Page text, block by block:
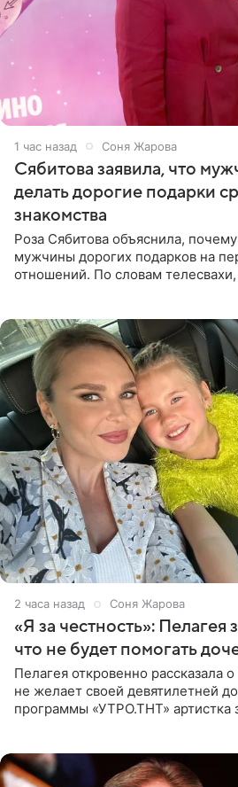
1 час назад Соня Жарова
Сябитова заявила, что
делать дорогие подарки
знакомства
Роза Сябитова объяснила,
мужчины дорогих подарков на
отношений. По словам
2 часа назад Соня Жарова
«Я за честность»: Пелагея
что не будет помогать
Пелагея откровенно рассказала
не желает своей девятилетней
программы «УТРО.ТНТ» артистка